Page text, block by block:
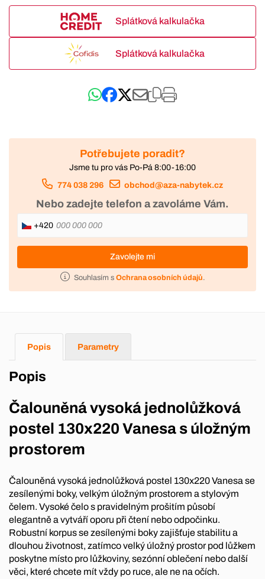
Splátková kalkulačka
Splátková kalkulačka
Potřebujete poradit?
Jsme tu pro vás Po-Pá 8:00-16:00
774 038 296 obchod@aza-nabytek.cz
Nebo zadejte telefon a zavoláme Vám.
+420
Zavolejte mi
Souhlasím s Ochrana osobních údajů.
Popis Parametry
Popis
Čalouněná vysoká jednolůžková
postel 130x220 Vanesa s úložným
prostorem
Čalouněná vysoká jednolůžková postel 130x220 Vanesa se
zesílenými boky, velkým úložným prostorem a stylovým
čelem. Vysoké čelo s pravidelným prošitím působí
elegantně a vytváří oporu při čtení nebo odpočinku.
Robustní korpus se zesílenými boky zajišťuje stabilitu a
dlouhou životnost, zatímco velký úložný prostor pod lůžkem
poskytne místo pro lůžkoviny, sezónní oblečení nebo další
věci, které chcete mít vždy po ruce, ale ne na očích.